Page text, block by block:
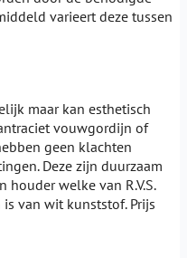
varieert deze tussen
maar kan esthetisch
vouwgordijn of
geen klachten
Deze zijn duurzaam
welke van R.V.S.
van wit kunststof. Prijs